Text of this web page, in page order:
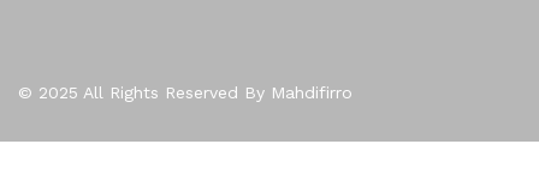
© 2025 All Rights Reserved By Mahdifirro